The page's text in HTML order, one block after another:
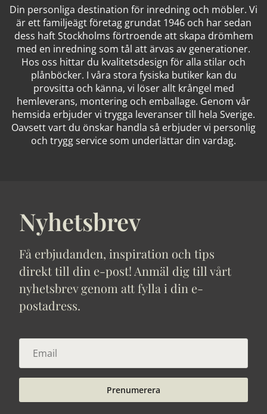
Din personliga destination för inredning och möbler. Vi
är ett familjeägt företag grundat 1946 och har sedan
dess haft Stockholms förtroende att skapa drömhem
med en inredning som tål att ärvas av generationer.
Hos oss hittar du kvalitetsdesign för alla stilar och
plånböcker. I våra stora fysiska butiker kan du
provsitta och känna, vi löser allt krångel med
hemleverans, montering och emballage. Genom vår
hemsida erbjuder vi trygga leveranser till hela Sverige.
Oavsett vart du önskar handla så erbjuder vi personlig
och trygg service som underlättar din vardag.
Nyhetsbrev
Få erbjudanden, inspiration och tips
direkt till din e-post! Anmäl dig till vårt
nyhetsbrev genom att fylla i din e-
postadress.
Prenumerera